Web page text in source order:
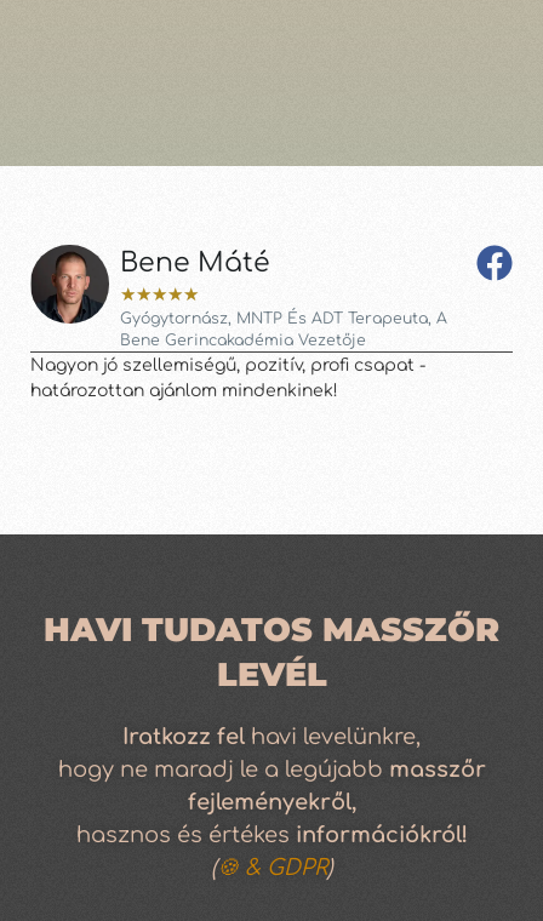
Bene Máté
★★★★★
Gyógytornász, MNTP És ADT Terapeuta, A
Bene Gerincakadémia Vezetője
Nagyon jó szellemiségű, pozitív, profi csapat -
határozottan ajánlom mindenkinek!
HAVI TUDATOS MASSZŐR
LEVÉL
Iratkozz fel havi levelünkre,
hogy ne maradj le a legújabb masszőr
fejleményekről,
hasznos és értékes információkról!
(🍪 & GDPR)